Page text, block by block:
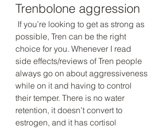
Trenbolone aggression
possible, Tren can be the right
choice for you. Whenever I read
side effects/reviews of Tren people
always go on about aggressiveness
while on it and having to control
their temper. There is no water
retention, it doesn’t convert to
estrogen, and it has cortisol